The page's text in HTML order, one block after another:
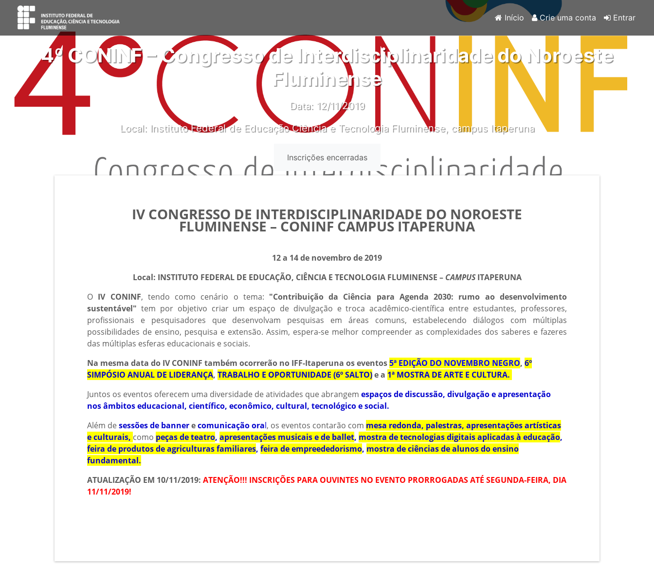
Início Crie uma conta Entrar
4º CONINF – Congresso de Interdisciplinaridade do Noroeste
Fluminense
Data: 12/11/2019
Local: Instituto Federal de Educação Ciência e Tecnologia Fluminense, campus Itaperuna
Inscrições encerradas
IV CONGRESSO DE INTERDISCIPLINARIDADE DO NOROESTE
FLUMINENSE – CONINF CAMPUS ITAPERUNA
12 a 14 de novembro de 2019
Local: INSTITUTO FEDERAL DE EDUCAÇÃO, CIÊNCIA E TECNOLOGIA FLUMINENSE – CAMPUSITAPERUNA
O IV CONINF, tendo como cenário o tema: "Contribuição da Ciência para Agenda 2030: rumo ao desenvolvimento
sustentável" tem por objetivo criar um espaço de divulgação e troca acadêmico-científica entre estudantes, professores,
profissionais e pesquisadores que desenvolvam pesquisas em áreas comuns, estabelecendo diálogos com múltiplas
possibilidades de ensino, pesquisa e extensão. Assim, espera-se melhor compreender as complexidades dos saberes e fazeres
das múltiplas esferas educacionais e sociais.
Na mesma data do IV CONINF também ocorrerão no IFF-Itaperuna os eventos5ª EDIÇÃO DO NOVEMBRO NEGRO,6º
SIMPÓSIO ANUAL DE LIDERANÇA,TRABALHO E OPORTUNIDADE (6º SALTO)e a 1ª MOSTRA DE ARTE E CULTURA.
Juntos os eventos oferecem uma diversidade de atividades que abrangemespaços de discussão, divulgação e apresentação
nos âmbitos educacional, científico, econômico, cultural, tecnológico e social.
Além desessões de bannerecomunicação oral, os eventos contarão com mesa redonda, palestras, apresentações artísticas
e culturais, como peças de teatro,apresentações musicais e de ballet, mostra de tecnologias digitais aplicadas à educação,
feira de produtos de agriculturas familiares,feira de empreededorismo, mostra de ciências de alunos do ensino
fundamental.
ATUALIZAÇÃO EM 10/11/2019: ATENÇÃO!!! INSCRIÇÕES PARA OUVINTES NO EVENTO PRORROGADAS ATÉ SEGUNDA-FEIRA, DIA
11/11/2019!